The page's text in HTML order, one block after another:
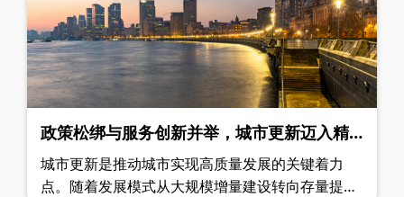
政策松绑与服务创新并举，城市更新迈入精
细化实施新阶段——解读自然资发〔2025〕
226号文六大核心突破
城市更新是推动城市实现高质量发展的关键着力
点。随着发展模式从大规模增量建设转向存量提质